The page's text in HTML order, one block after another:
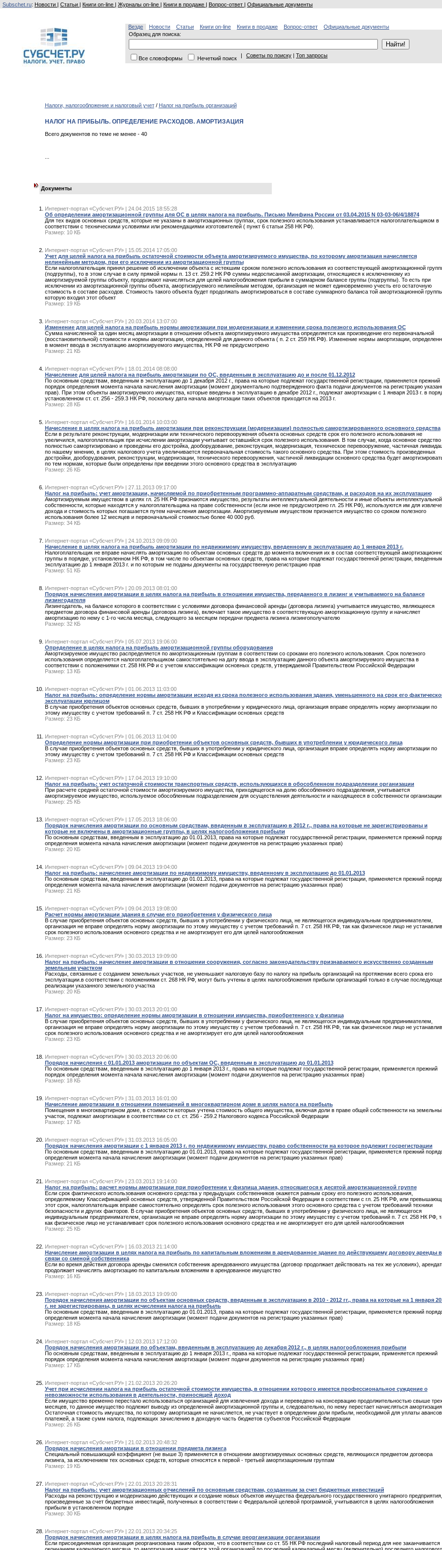
Subschet.ru: Новости | Статьи | Книги on-line | Журналы on-line | Книги в продаже | Вопрос-ответ | Официальные документы
Везде Новости Статьи Книги on-line Книги в продаже Вопрос-ответ
Официальные документы
Образец для поиска:
Все словоформы Нечеткий поиск | Советы по поиску | Топ запросы
Налоги, налогообложение и налоговый учет/ Налог на прибыль организаций
НАЛОГ НА ПРИБЫЛЬ. ОПРЕДЕЛЕНИЕ РАСХОДОВ. АМОРТИЗАЦИЯ
Всего документов по теме не менее - 40
...
Документы
Интернет-портал «Субсчет.РУ» | 24.04.2015 18:55:28
Об определении амортизационной группы для ОС в целях налога на прибыль. Письмо Минфина России от 03.04.2015 N 03-03-06/4/18874
Для тех видов основных средств, которые не указаны в амортизационных группах, срок полезного использования устанавливается налогоплательщиком в
соответствии с техническими условиями или рекомендациями изготовителей ( пункт 6 статьи 258 НК РФ).
Размер: 10 КБ
Интернет-портал «Субсчет.РУ» | 15.05.2014 17:05:00
Учет для целей налога на прибыль остаточной стоимости объекта амортизируемого имущества, по которому амортизация начисляется
нелинейным методом, при его исключении из амортизационной группы
Если налогоплательщик принял решение об исключении объекта с истекшим сроком полезного использования из соответствующей амортизационной
(подгруппы), то в этом случае в силу прямой нормы п. 13 ст. 259.2 НК РФ суммы недосписанной амортизации, относящиеся к исключенному из
амортизируемой группы объекту, продолжают начисляться для целей налогообложения прибыли в суммарном балансе группы (подгруппы). То есть при
исключении из амортизационной группы объекта, амортизируемого нелинейным методом, организация не может единовременно учесть его остаточную
стоимость в составе расходов. Стоимость такого объекта будет продолжать амортизироваться в составе суммарного баланса той амортизационной
которую входил этот объект
Размер: 19 КБ
Интернет-портал «Субсчет.РУ» | 20.03.2014 13:07:00
Изменение для целей налога на прибыль нормы амортизации при модернизации и изменении срока полезного использования ОС
Сумма начисленной за один месяц амортизации в отношении объекта амортизируемого имущества определяется как произведение его первоначальной
(восстановительной) стоимости и нормы амортизации, определенной для данного объекта ( п. 2 ст. 259 НК РФ). Изменение нормы амортизации,
в момент ввода в эксплуатацию амортизируемого имущества, НК РФ не предусмотрено
Размер: 21 КБ
Интернет-портал «Субсчет.РУ» | 18.01.2014 08:08:00
Начисление для целей налога на прибыль амортизации по ОС, введенным в эксплуатацию до и после 01.12.2012
По основным средствам, введенным в эксплуатацию до 1 декабря 2012 г., права на которые подлежат государственной регистрации, применяется прежний
порядок определения момента начала начисления амортизации (момент документально подтвержденного факта подачи документов на регистрацию
прав). При этом объекты амортизируемого имущества, которые введены в эксплуатацию в декабре 2012 г., подлежат амортизации с 1 января 2013 г. в
установленном ст. ст. 256 - 259.3 НК РФ, поскольку дата начала амортизации таких объектов приходится на 2013 г.
Размер: 28 КБ
Интернет-портал «Субсчет.РУ» | 16.01.2014 10:03:00
Начисление в целях налога на прибыль амортизации при реконструкции (модернизации) полностью самортизированного основного средства
Если в результате реконструкции, модернизации или технического перевооружения объекта основных средств срок его полезного использования не
увеличился, налогоплательщик при исчислении амортизации учитывает оставшийся срок полезного использования. В том случае, когда основное средство
полностью самортизировано и проведены его достройка, дооборудование, реконструкция, модернизация, техническое перевооружение, частичная
по нашему мнению, в целях налогового учета увеличивается первоначальная стоимость такого основного средства. При этом стоимость произведенных
достройки, дооборудования, реконструкции, модернизации, технического перевооружения, частичной ликвидации основного средства будет
по тем нормам, которые были определены при введении этого основного средства в эксплуатацию
Размер: 26 КБ
Интернет-портал «Субсчет.РУ» | 27.11.2013 09:17:00
Налог на прибыль: учет амортизации, начисляемой по приобретенным программно-аппаратным средствам, и расходов на их эксплуатацию
Амортизируемым имуществом в целях гл. 25 НК РФ признаются имущество, результаты интеллектуальной деятельности и иные объекты интеллектуальной
собственности, которые находятся у налогоплательщика на праве собственности (если иное не предусмотрено гл. 25 НК РФ), используются им для
дохода и стоимость которых погашается путем начисления амортизации. Амортизируемым имуществом признается имущество со сроком полезного
использования более 12 месяцев и первоначальной стоимостью более 40 000 руб.
Размер: 34 КБ
Интернет-портал «Субсчет.РУ» | 24.10.2013 09:09:00
Начисление в целях налога на прибыль амортизации по недвижимому имуществу, введенному в эксплуатацию до 1 января 2013 г.
Налогоплательщик не вправе начислять амортизацию по объектам основных средств до момента включения их в состав соответствующей
группы в порядке, установленном НК РФ, в том числе по объектам основных средств, права на которые подлежат государственной регистрации,
эксплуатацию до 1 января 2013 г. и по которым не поданы документы на государственную регистрацию прав
Размер: 51 КБ
Интернет-портал «Субсчет.РУ» | 20.09.2013 08:01:00
Порядок начисления амортизации в целях налога на прибыль в отношении имущества, переданного в лизинг и учитываемого на балансе
лизингодателя
Лизингодатель, на балансе которого в соответствии с условиями договора финансовой аренды (договора лизинга) учитывается имущество, являющееся
предметом договора финансовой аренды (договора лизинга), включает такое имущество в соответствующую амортизационную группу и начисляет
амортизацию по нему с 1-го числа месяца, следующего за месяцем передачи предмета лизинга лизингополучателю
Размер: 32 КБ
Интернет-портал «Субсчет.РУ» | 05.07.2013 19:06:00
Определение в целях налога на прибыль амортизационной группы оборудования
Амортизируемое имущество распределяется по амортизационным группам в соответствии со сроками его полезного использования. Срок полезного
использования определяется налогоплательщиком самостоятельно на дату ввода в эксплуатацию данного объекта амортизируемого имущества в
соответствии с положениями ст. 258 НК РФ и с учетом классификации основных средств, утверждаемой Правительством Российской Федерации
Размер: 13 КБ
Интернет-портал «Субсчет.РУ» | 01.06.2013 11:03:00
Налог на прибыль: определение нормы амортизации исходя из срока полезного использования здания, уменьшенного на срок его
эксплуатации юрлицом
В случае приобретения объектов основных средств, бывших в употреблении у юридического лица, организация вправе определять норму амортизации по
этому имуществу с учетом требований п. 7 ст. 258 НК РФ и Классификации основных средств
Размер: 23 КБ
Интернет-портал «Субсчет.РУ» | 01.06.2013 11:04:00
Определение нормы амортизации при приобретении объектов основных средств, бывших в употреблении у юридического лица
В случае приобретения объектов основных средств, бывших в употреблении у юридического лица, организация вправе определять норму амортизации по
этому имуществу с учетом требований п. 7 ст. 258 НК РФ и Классификации основных средств
Размер: 23 КБ
Интернет-портал «Субсчет.РУ» | 17.04.2013 19:10:00
Налог на прибыль: учет остаточной стоимости транспортных средств, использующихся в обособленном подразделении организации
При расчете средней остаточной стоимости амортизируемого имущества, приходящегося на долю обособленного подразделения, учитывается
амортизируемое имущество, используемое обособленным подразделением для осуществления деятельности и находящееся в собственности организации
Размер: 25 КБ
Интернет-портал «Субсчет.РУ» | 17.05.2013 18:06:00
Порядок начисления амортизации по основным средствам, введенным в эксплуатацию в 2012 г., права на которые не зарегистрированы и
которые не включены в амортизационные группы, в целях налогообложения прибыли
По основным средствам, введенным в эксплуатацию до 01.01.2013, права на которые подлежат государственной регистрации, применяется прежний
определения момента начала начисления амортизации (момент подачи документов на регистрацию указанных прав)
Размер: 20 КБ
Интернет-портал «Субсчет.РУ» | 09.04.2013 19:04:00
Налог на прибыль: начисление амортизации по недвижимому имуществу, введенному в эксплуатацию до 01.01.2013
По основным средствам, введенным в эксплуатацию до 01.01.2013, права на которые подлежат государственной регистрации, применяется прежний
определения момента начала начисления амортизации (момент подачи документов на регистрацию указанных прав)
Размер: 21 КБ
Интернет-портал «Субсчет.РУ» | 09.04.2013 19:08:00
Расчет нормы амортизации здания в случае его приобретения у физического лица
В случае приобретения объектов основных средств, бывших в употреблении у физического лица, не являющегося индивидуальным предпринимателем,
организация не вправе определять норму амортизации по этому имуществу с учетом требований п. 7 ст. 258 НК РФ, так как физическое лицо не
срок полезного использования основного средства и не амортизирует его для целей налогообложения
Размер: 23 КБ
Интернет-портал «Субсчет.РУ» | 30.03.2013 19:09:00
Налог на прибыль: начисление амортизации в отношении сооружения, согласно законодательству признаваемого искусственно созданным
земельным участком
Расходы, связанные с созданием земельных участков, не уменьшают налоговую базу по налогу на прибыль организаций на протяжении всего срока его
эксплуатации.в соответствии с положениями ст. 268 НК РФ, могут быть учтены в целях налогообложения прибыли организаций только в случае
реализации указанного земельного участка
Размер: 20 КБ
Интернет-портал «Субсчет.РУ» | 30.03.2013 20:01:00
Налог на имущество: определение нормы амортизации в отношении имущества, приобретенного у физлица
В случае приобретения объектов основных средств, бывших в употреблении у физического лица, не являющегося индивидуальным предпринимателем,
организация не вправе определять норму амортизации по этому имуществу с учетом требований п. 7 ст. 258 НК РФ, так как физическое лицо не
срок полезного использования основного средства и не амортизирует его для целей налогообложения
Размер: 23 КБ
Интернет-портал «Субсчет.РУ» | 30.03.2013 20:06:00
Порядок начисления с 01.01.2013 амортизации по объектам ОС, введенным в эксплуатацию до 01.01.2013
По основным средствам, введенным в эксплуатацию до 1 января 2013 г., права на которые подлежат государственной регистрации, применяется прежний
порядок определения момента начала начисления амортизации (момент подачи документов на регистрацию указанных прав)
Размер: 18 КБ
Интернет-портал «Субсчет.РУ» | 31.03.2013 16:01:00
Начисление амортизации в отношении помещений в многоквартирном доме в целях налога на прибыль
Помещения в многоквартирном доме, в стоимости которых учтена стоимость общего имущества, включая доли в праве общей собственности на
участок, подлежат амортизации в соответствии со ст. ст. 256 - 259.2 Налогового кодекса Российской Федерации
Размер: 17 КБ
Интернет-портал «Субсчет.РУ» | 31.03.2013 16:05:00
Порядок начисления амортизации с 1 января 2013 г. по недвижимому имуществу, право собственности на которое подлежит госрегистрации
По основным средствам, введенным в эксплуатацию до 01.01.2013, права на которые подлежат государственной регистрации, применяется прежний
определения момента начала начисления амортизации (момент подачи документов на регистрацию указанных прав)
Размер: 21 КБ
Интернет-портал «Субсчет.РУ» | 23.03.2013 19:14:00
Налог на прибыль: расчет нормы амортизации при приобретении у физлица здания, относящегося к десятой амортизационной группе
Если срок фактического использования основного средства у предыдущих собственников окажется равным сроку его полезного использования,
определяемому Классификацией основных средств, утвержденной Правительством Российской Федерации в соответствии с гл. 25 НК РФ, или
этот срок, налогоплательщик вправе самостоятельно определять срок полезного использования этого основного средства с учетом требований техники
безопасности и других факторов. В случае приобретения объектов основных средств, бывших в употреблении у физического лица, не являющегося
индивидуальным предпринимателем, организация не вправе определять норму амортизации по этому имуществу с учетом требований п. 7 ст. 258 НК РФ,
как физическое лицо не устанавливает срок полезного использования основного средства и не амортизирует его для целей налогообложения
Размер: 25 КБ
Интернет-портал «Субсчет.РУ» | 16.03.2013 21:14:00
Начисление амортизации в целях налога на прибыль по капитальным вложениям в арендованное здание по действующему договору аренды в
связи со сменой собственника
Если во время действия договора аренды сменился собственник арендованного имущества (договор продолжает действовать на тех же условиях),
продолжает начислять амортизацию по капитальным вложениям в арендованное имущество
Размер: 16 КБ
Интернет-портал «Субсчет.РУ» | 18.03.2013 19:09:00
Порядок начисления амортизации по объектам основных средств, введенным в эксплуатацию в 2010 - 2012 гг., права на которые на 1 января
г. не зарегистрированы, в целях исчисления налога на прибыль
По основным средствам, введенным в эксплуатацию до 01.01.2013, права на которые подлежат государственной регистрации, применяется прежний
определения момента начала начисления амортизации (момент подачи документов на регистрацию указанных прав)
Размер: 18 КБ
Интернет-портал «Субсчет.РУ» | 12.03.2013 17:12:00
Порядок начисления амортизации по объектам, введенным в эксплуатацию до декабря 2012 г., в целях налогообложения прибыли
По основным средствам, введенным в эксплуатацию до 1 января 2013 г., права на которые подлежат государственной регистрации, применяется прежний
порядок определения момента начала начисления амортизации (момент подачи документов на регистрацию указанных прав)
Размер: 17 КБ
Интернет-портал «Субсчет.РУ» | 21.02.2013 20:26:20
Учет при исчислении налога на прибыль остаточной стоимости имущества, в отношении которого имеется профессиональное суждение о
невозможности использования в деятельности, приносящей доход
Если имущество временно перестало использоваться организацией для извлечения дохода и переведено на консервацию продолжительностью свыше трех
месяцев, то данное имущество подлежит выводу из определенной амортизационной группы и, следовательно, по нему перестает начисляться амортизация.
Остаточная стоимость имущества, по которому амортизация не начисляется, не участвует в определении доли прибыли, необходимой для уплаты
платежей, а также сумм налога, подлежащих зачислению в доходную часть бюджетов субъектов Российской Федерации
Размер: 26 КБ
Интернет-портал «Субсчет.РУ» | 21.02.2013 20:48:32
Порядок начисления амортизации в отношении предмета лизинга
Специальный повышающий коэффициент (не выше 3) применяется в отношении амортизируемых основных средств, являющихся предметом договора
лизинга, за исключением тех основных средств, которые относятся к первой - третьей амортизационным группам
Размер: 19 КБ
Интернет-портал «Субсчет.РУ» | 22.01.2013 20:28:31
Налог на прибыль: учет амортизационных отчислений по основным средствам, созданным за счет бюджетных инвестиций
Расходы на реконструкцию и модернизацию действующих и создание новых объектов имущества федерального государственного унитарного предприятия,
произведенные за счет бюджетных инвестиций, полученных в соответствии с Федеральной целевой программой, учитываются в целях налогообложения
прибыли в установленном порядке
Размер: 30 КБ
Интернет-портал «Субсчет.РУ» | 22.01.2013 20:34:25
Порядок начисления амортизации в целях налога на прибыль в случае реорганизации организации
Если присоединяемая организация реорганизована таким образом, что в соответствии со ст. 55 НК РФ последний налоговый период для нее заканчивается